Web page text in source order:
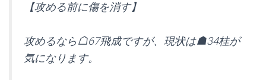
【攻める前に傷を消す】
攻めるなら☖67飛成ですが、現状は☗34桂が
気になります。